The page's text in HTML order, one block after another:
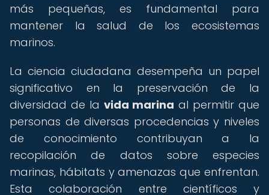
más pequeñas, es fundamental para
mantener la salud de los ecosistemas
marinos.
La ciencia ciudadana desempeña un papel
significativo en la preservación de la
diversidad de la vida marina al permitir que
personas de diversas procedencias y niveles
de conocimiento contribuyan a la
recopilación de datos sobre especies
marinas, hábitats y amenazas que enfrentan.
Esta colaboración entre científicos y